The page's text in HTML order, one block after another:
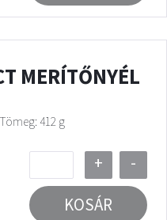
MERÍTŐNYÉL
Tömeg: 412 g
+
-
KOSÁR